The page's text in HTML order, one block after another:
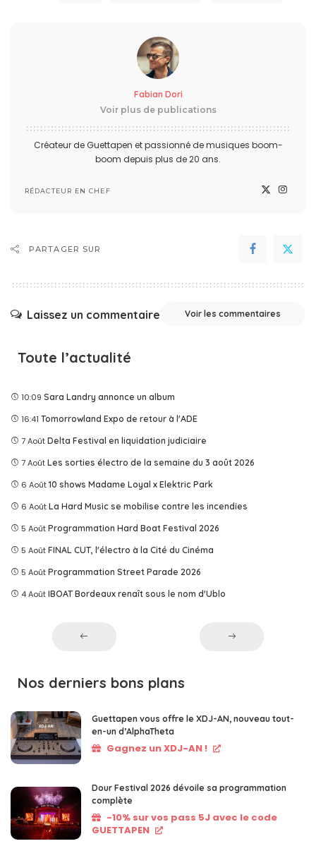
Fabian Dori
Voir plus de publications
Créateur de Guettapen et passionné de musiques boom-
boom depuis plus de 20 ans.
RÉDACTEUR EN CHEF
PARTAGER SUR
Laissez un commentaire Voir les commentaires
Toute l’actualité
10:09 Sara Landry annonce un album
16:41 Tomorrowland Expo de retour à l'ADE
7 Août Delta Festival en liquidation judiciaire
7 Août Les sorties électro de la semaine du 3 août 2026
6 Août 10 shows Madame Loyal x Elektric Park
6 Août La Hard Music se mobilise contre les incendies
5 Août Programmation Hard Boat Festival 2026
5 Août FINAL CUT, l'électro à la Cité du Cinéma
5 Août Programmation Street Parade 2026
4 Août IBOAT Bordeaux renaît sous le nom d'Ublo
Nos derniers bons plans
Guettapen vous offre le XDJ-AN, nouveau tout-
en-un d’AlphaTheta
Gagnez un XDJ-AN !
Dour Festival 2026 dévoile sa programmation
complète
-10% sur vos pass 5J avec le code
GUETTAPEN